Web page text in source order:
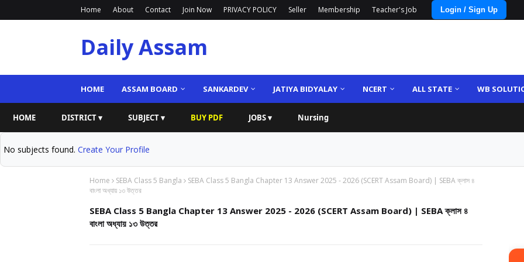
Home About Contact Join Now PRIVACY POLICY Seller Membership Teacher's Job Login / Sign Up
Daily Assam
HOME ASSAM BOARD SANKARDEV JATIYA BIDYALAY NCERT ALL STATE WB
HOME DISTRICT ▾ SUBJECT ▾ BUY PDF JOBS ▾ Nursing
No subjects found. Create Your Profile
Home SEBA Class 5 Bangla
SEBA Class 5 Bangla Chapter 13 Answer 2025 - 2026 (SCERT Assam Board) | SEBA ক্লাস ৪
বাংলা অধ্যায় ১৩ উত্তর
SEBA Class 5 Bangla Chapter 13 Answer 2025 - 2026 (SCERT Assam Board) | SEBA ক্লাস ৪
বাংলা অধ্যায় ১৩ উত্তর